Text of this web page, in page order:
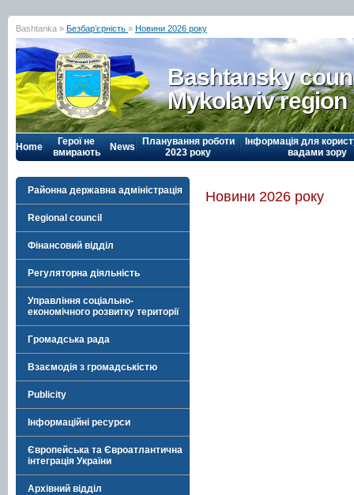
Bashtanka » Безбар’єрність » Новини 2026 року
Bashtansky
Mykolayiv region
Home
Герої не
вмирають
News
Планування роботи
2023 року
Інформація для
вадами зору
Районна державна адміністрація
Regional council
Фінансовий відділ
Регуляторна діяльність
Управління соціально-
економічного розвитку території
Громадська рада
Взаємодія з громадськістю
Publicity
Інформаційні ресурси
Європейська та Євроатлантична
інтеграція України
Архівний відділ
Новини 2026 року